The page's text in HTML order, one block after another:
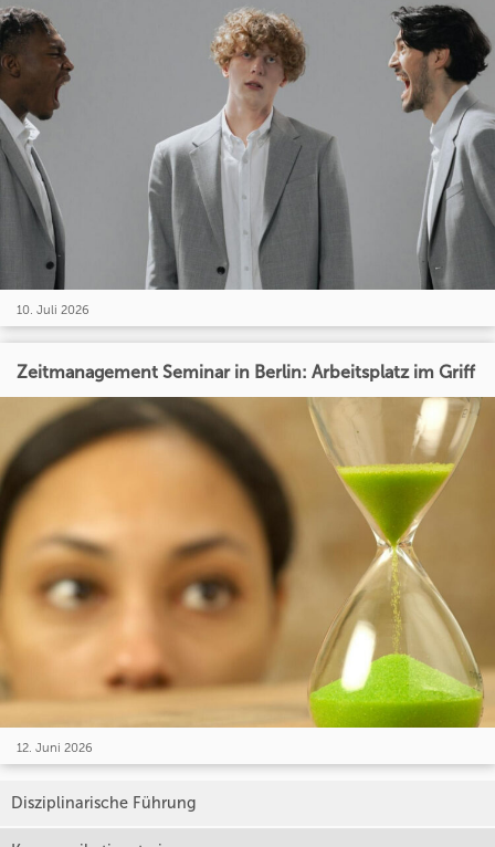
10. Juli 2026
Zeitmanagement Seminar in Berlin: Arbeitsplatz im Griff
12. Juni 2026
Disziplinarische Führung